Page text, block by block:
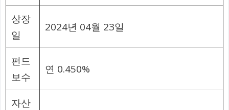
상장
일
2024년 04월 23일
펀드
보수
연 0.450%
자산